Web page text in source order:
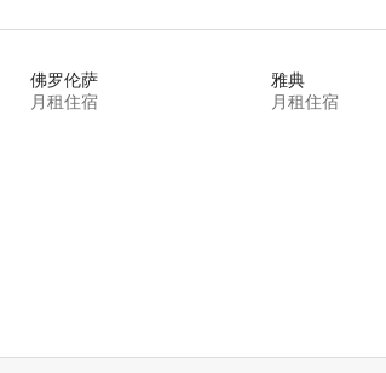
佛罗伦萨
月租住宿
雅典
月租住宿